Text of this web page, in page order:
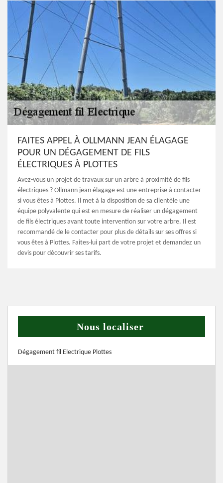
FAITES APPEL À OLLMANN JEAN ÉLAGAGE
POUR UN DÉGAGEMENT DE FILS
ÉLECTRIQUES À PLOTTES
Avez-vous un projet de travaux sur un arbre à proximité de fils
électriques ? Ollmann jean élagage est une entreprise à contacter
si vous êtes à Plottes. Il met à la disposition de sa clientèle une
équipe polyvalente qui est en mesure de réaliser un dégagement
de fils électriques avant toute intervention sur votre arbre. Il est
recommandé de le contacter pour plus de détails sur ses offres si
vous êtes à Plottes. Faites-lui part de votre projet et demandez un
devis pour découvrir ses tarifs.
Nous localiser
Dégagement fil Electrique Plottes